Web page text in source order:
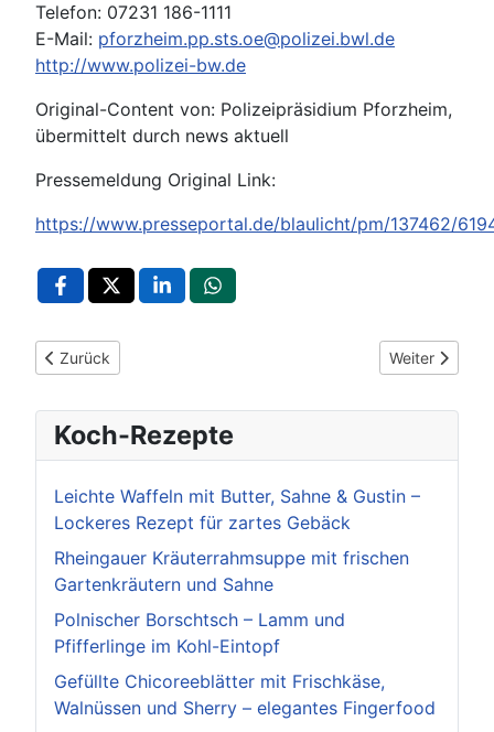
Telefon: 07231 186-1111
E-Mail: pforzheim.pp.sts.oe@polizei.bwl.de
http://www.polizei-bw.de
Original-Content von: Polizeipräsidium Pforzheim,
übermittelt durch news aktuell
Pressemeldung Original Link:
https://www.presseportal.de/blaulicht/pm/137462/
Vorheriger Beitrag: POL-Pforzheim: (PF) Pforzheim - Raub
Zurück Nächster
Weiter
Koch-Rezepte
Leichte Waffeln mit Butter, Sahne & Gustin –
Lockeres Rezept für zartes Gebäck
Rheingauer Kräuterrahmsuppe mit frischen
Gartenkräutern und Sahne
Polnischer Borschtsch – Lamm und
Pfifferlinge im Kohl-Eintopf
Gefüllte Chicoreeblätter mit Frischkäse,
Walnüssen und Sherry – elegantes Fingerfood